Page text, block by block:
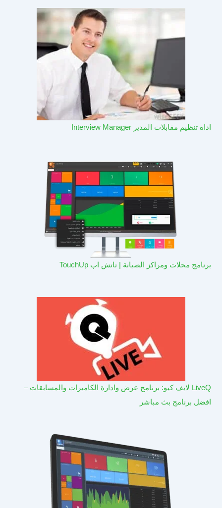
اداة تنظيم مقابلات المدير Interview Manager
برنامج محلات ومراكز الصيانة | تاتش اب TouchUp
LiveQ لايف كيو: برنامج عرض وادارة الكاميرات والمسابقات –
افضل برنامج بث مباشر